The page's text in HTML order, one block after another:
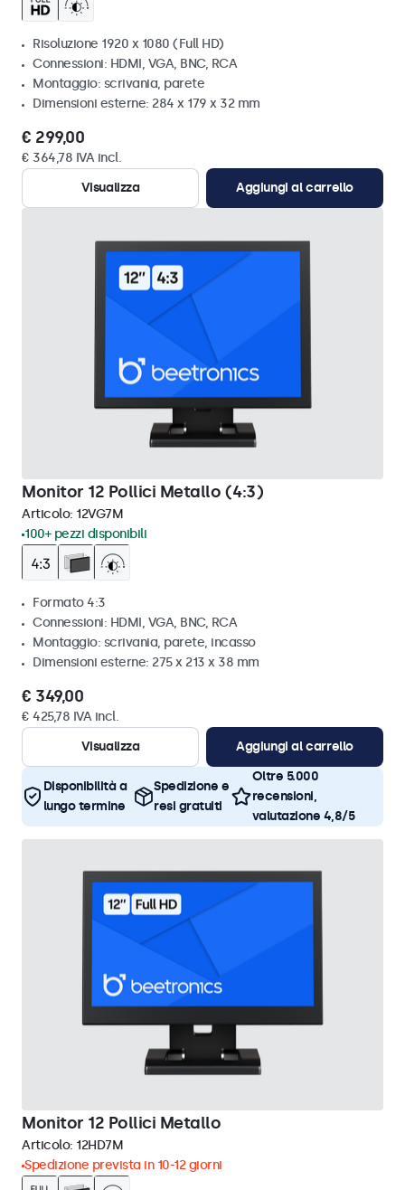
Risoluzione 1920 x 1080 (Full HD)
Connessioni: HDMI, VGA, BNC, RCA
Montaggio: scrivania, parete
Dimensioni esterne: 284 x 179 x 32 mm
€ 299,00
€ 364,78 IVA incl.
Visualizza
Aggiungi al carrello
Monitor 12 Pollici Metallo (4:3)
Articolo: 12VG7M
100+ pezzi disponibili
Formato 4:3
Connessioni: HDMI, VGA, BNC, RCA
Montaggio: scrivania, parete, incasso
Dimensioni esterne: 275 x 213 x 38 mm
€ 349,00
€ 425,78 IVA incl.
Visualizza
Aggiungi al carrello
Disponibilità a
lungo termine
Spedizione e
resi gratuiti
Oltre 5.000
recensioni,
valutazione 4,8/5
Monitor 12 Pollici Metallo
Articolo: 12HD7M
Spedizione prevista in 10-12 giorni